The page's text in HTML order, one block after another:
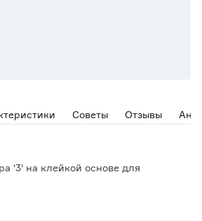
Советы Отзывы
'3' на клейкой основе для